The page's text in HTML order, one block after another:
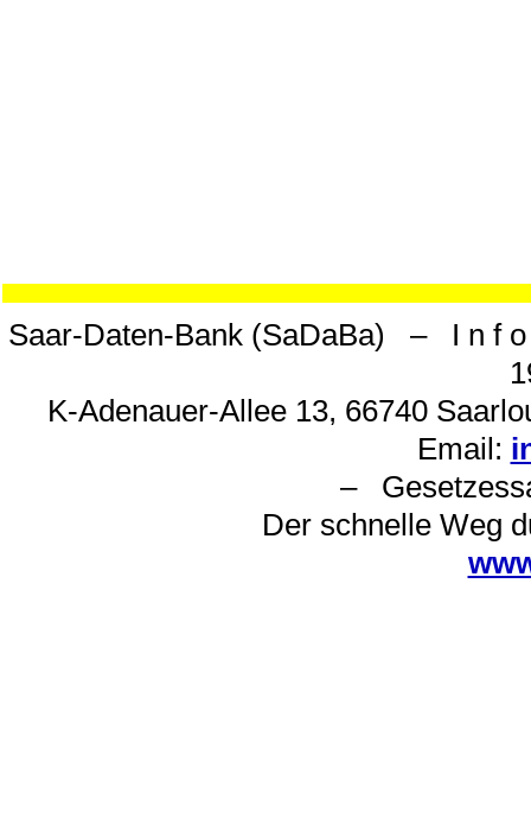
Saar-Daten-Bank (SaDaBa) – I n f
K-Adenauer-Allee 13, 66740
Email:
–
Der schnelle Weg